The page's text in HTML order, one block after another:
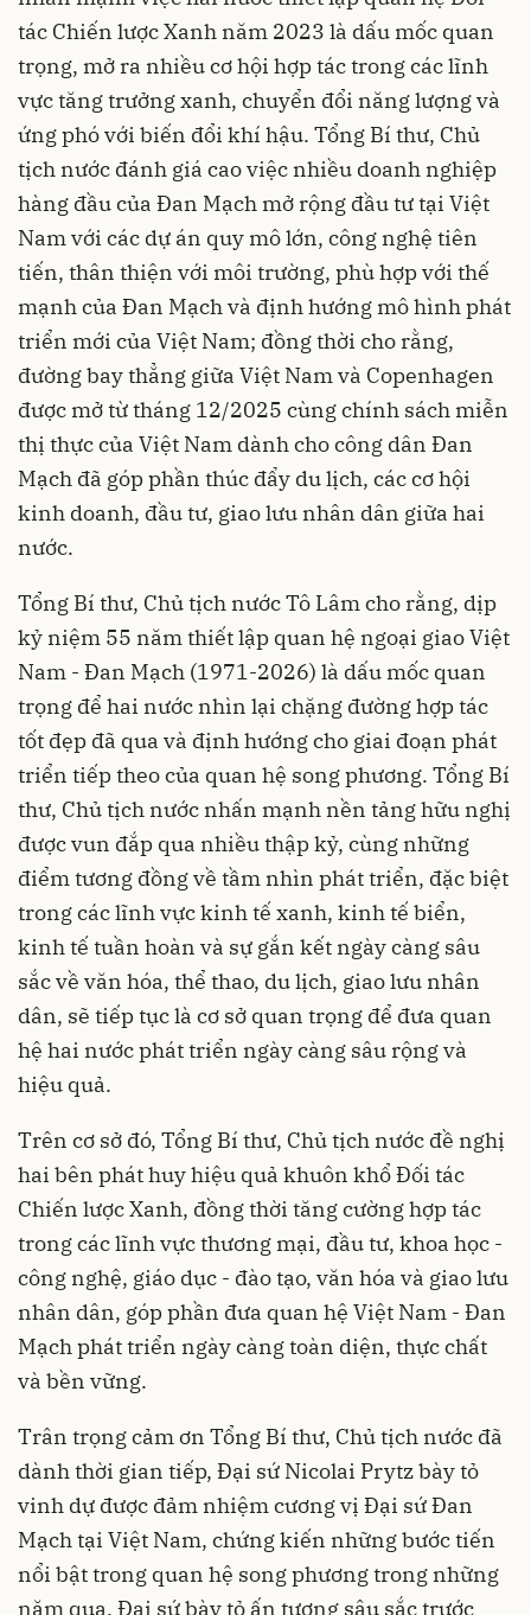
tác Chiến lược Xanh năm 2023 là dấu mốc quan
trọng, mở ra nhiều cơ hội hợp tác trong các lĩnh
vực tăng trưởng xanh, chuyển đổi năng lượng và
ứng phó với biến đổi khí hậu. Tổng Bí thư, Chủ
tịch nước đánh giá cao việc nhiều doanh nghiệp
hàng đầu của Đan Mạch mở rộng đầu tư tại Việt
Nam với các dự án quy mô lớn, công nghệ tiên
tiến, thân thiện với môi trường, phù hợp với thế
mạnh của Đan Mạch và định hướng mô hình phát
triển mới của Việt Nam; đồng thời cho rằng,
đường bay thẳng giữa Việt Nam và Copenhagen
được mở từ tháng 12/2025 cùng chính sách miễn
thị thực của Việt Nam dành cho công dân Đan
Mạch đã góp phần thúc đẩy du lịch, các cơ hội
kinh doanh, đầu tư, giao lưu nhân dân giữa hai
nước.
Tổng Bí thư, Chủ tịch nước Tô Lâm cho rằng, dịp
kỷ niệm 55 năm thiết lập quan hệ ngoại giao Việt
Nam - Đan Mạch (1971-2026) là dấu mốc quan
trọng để hai nước nhìn lại chặng đường hợp tác
tốt đẹp đã qua và định hướng cho giai đoạn phát
triển tiếp theo của quan hệ song phương. Tổng Bí
thư, Chủ tịch nước nhấn mạnh nền tảng hữu nghị
được vun đắp qua nhiều thập kỷ, cùng những
điểm tương đồng về tầm nhìn phát triển, đặc biệt
trong các lĩnh vực kinh tế xanh, kinh tế biển,
kinh tế tuần hoàn và sự gắn kết ngày càng sâu
sắc về văn hóa, thể thao, du lịch, giao lưu nhân
dân, sẽ tiếp tục là cơ sở quan trọng để đưa quan
hệ hai nước phát triển ngày càng sâu rộng và
hiệu quả.
Trên cơ sở đó, Tổng Bí thư, Chủ tịch nước đề nghị
hai bên phát huy hiệu quả khuôn khổ Đối tác
Chiến lược Xanh, đồng thời tăng cường hợp tác
trong các lĩnh vực thương mại, đầu tư, khoa học -
công nghệ, giáo dục - đào tạo, văn hóa và giao lưu
nhân dân, góp phần đưa quan hệ Việt Nam - Đan
Mạch phát triển ngày càng toàn diện, thực chất
và bền vững.
Trân trọng cảm ơn Tổng Bí thư, Chủ tịch nước đã
dành thời gian tiếp, Đại sứ Nicolai Prytz bày tỏ
vinh dự được đảm nhiệm cương vị Đại sứ Đan
Mạch tại Việt Nam, chứng kiến những bước tiến
nổi bật trong quan hệ song phương trong những
năm qua. Đại sứ bày tỏ ấn tượng sâu sắc trước